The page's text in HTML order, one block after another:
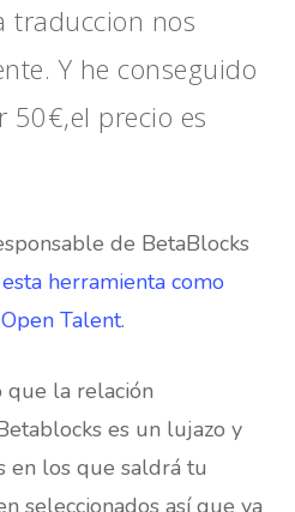
traduccion nos
Y he conseguido
50€,el precio es
de BetaBlocks
herramienta como
Talent.
que la relación
es un lujazo y
en los que saldrá tu
seleccionados así que ya